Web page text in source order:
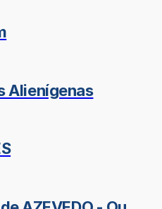
Alienígenas